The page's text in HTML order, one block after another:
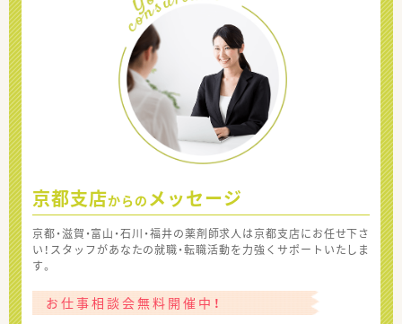
京都支店からの メッセージ
京都・滋賀・富山・石川・福井の薬剤師求人は京都支店にお任せ下さ
い！スタッフがあなたの就職・転職活動を力強くサポートいたしま
す。
お仕事相談会無料開催中！